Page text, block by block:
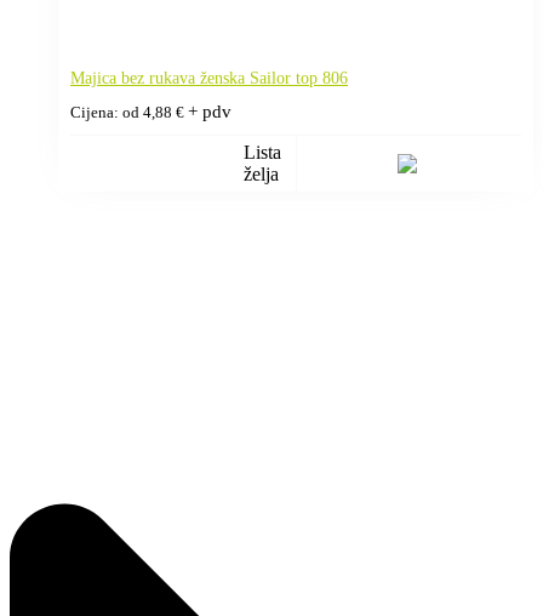
Majica bez rukava ženska Sailor top 806
Cijena: od 4,88 € + pdv
Lista
želja